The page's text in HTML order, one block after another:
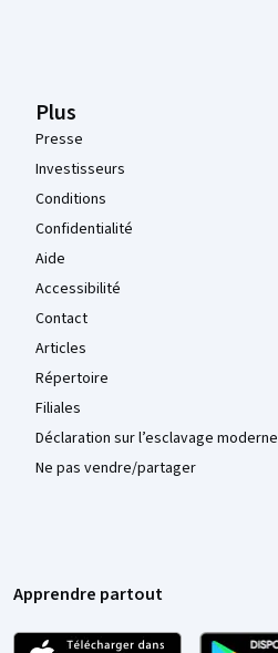
Plus
Presse
Investisseurs
Conditions
Confidentialité
Aide
Accessibilité
Contact
Articles
Répertoire
Filiales
Déclaration sur l’esclavage moderne
Ne pas vendre/partager
Apprendre partout